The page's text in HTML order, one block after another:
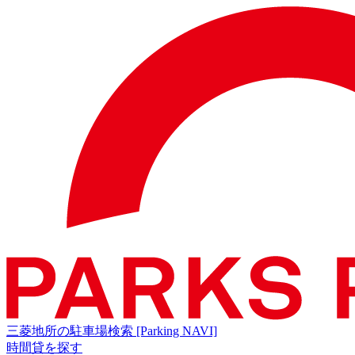
三菱地所の駐車場検索 [Parking NAVI]
時間貸を探す